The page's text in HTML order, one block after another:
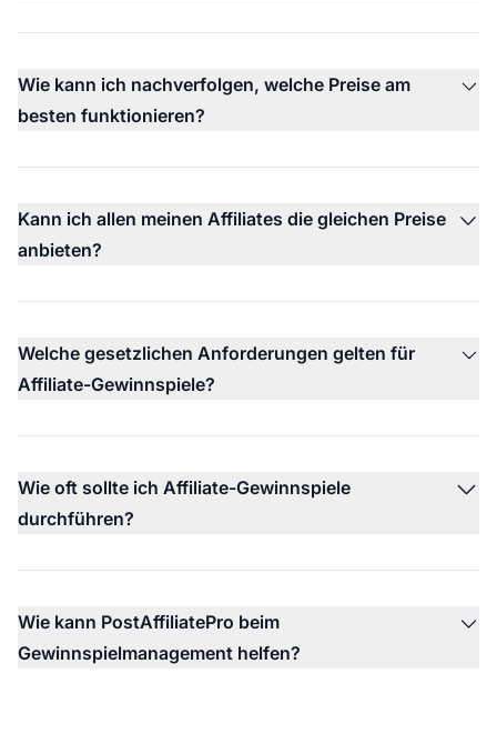
Wie kann ich nachverfolgen, welche Preise am
besten funktionieren?
Kann ich allen meinen Affiliates die gleichen Preise
anbieten?
Welche gesetzlichen Anforderungen gelten für
Affiliate-Gewinnspiele?
Wie oft sollte ich Affiliate-Gewinnspiele
durchführen?
Wie kann PostAffiliatePro beim
Gewinnspielmanagement helfen?